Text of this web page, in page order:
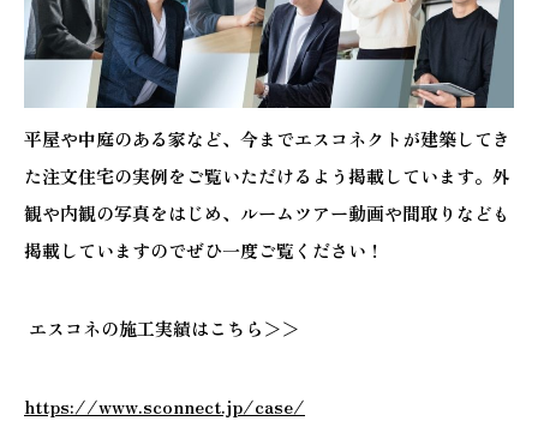
平屋や中庭のある家など、今までエスコネクトが建築してき
た注文住宅の実例をご覧いただけるよう掲載しています。外
観や内観の写真をはじめ、ルームツアー動画や間取りなども
掲載していますのでぜひ一度ご覧ください！
エスコネの施工実績はこちら＞＞
https://www.sconnect.jp/case/